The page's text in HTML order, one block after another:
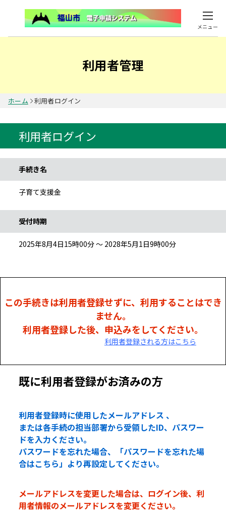
メニュー
利用者管理
ホーム 利用者ログイン
利用者ログイン
手続き名
子育て支援金
受付時期
2025年8月4日15時00分 ～ 2028年5月1日9時00分
この手続きは利用者登録せずに、利用することはでき
ません。
利用者登録した後、申込みをしてください。
利用者登録される方はこちら
既に利用者登録がお済みの方
利用者登録時に使用したメールアドレス 、
または各手続の担当部署から受領したID、パスワー
ドを入力ください。
パスワードを忘れた場合、「パスワードを忘れた場
合はこちら」より再設定してください。
メールアドレスを変更した場合は、ログイン後、利
用者情報のメールアドレスを変更ください。